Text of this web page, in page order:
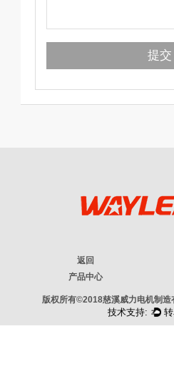
返回
产品中心
版权所有©2018慈溪威力电机制造